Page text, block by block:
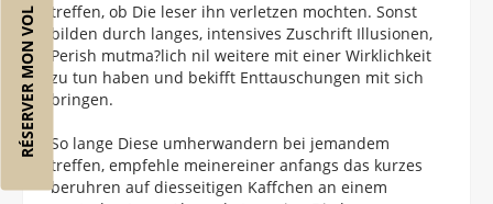
RÉSERVER MON VOL
treffen, ob Die leser ihn verletzen mochten. Sonst
bilden durch langes, intensives Zuschrift Illusionen,
Perish mutma?lich nil weitere mit einer Wirklichkeit
zu tun haben und bekifft Enttauschungen mit sich
bringen.
So lange Diese umherwandern bei jemandem
treffen, empfehle meinereiner anfangs das kurzes
beruhren auf diesseitigen Kaffchen an einem